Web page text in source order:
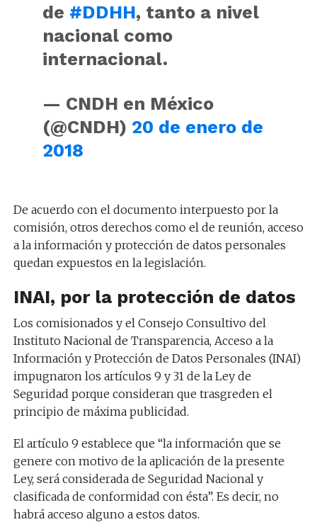
de #DDHH, tanto a nivel
nacional como
internacional.
— CNDH en México
(@CNDH) 20 de enero de
2018
De acuerdo con el documento interpuesto por la
comisión, otros derechos como el de reunión, acceso
a la información y protección de datos personales
quedan expuestos en la legislación.
INAI, por la protección de datos
Los comisionados y el Consejo Consultivo del
Instituto Nacional de Transparencia, Acceso a la
Información y Protección de Datos Personales (INAI)
impugnaron los artículos 9 y 31 de la Ley de
Seguridad porque consideran que trasgreden el
principio de máxima publicidad.
El artículo 9 establece que “la información que se
genere con motivo de la aplicación de la presente
Ley, será considerada de Seguridad Nacional y
clasificada de conformidad con ésta”. Es decir, no
habrá acceso alguno a estos datos.